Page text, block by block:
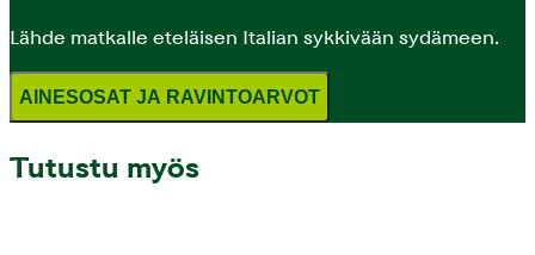
Lähde matkalle eteläisen Italian sykkivään sydämeen.
AINESOSAT JA RAVINTOARVOT
Tutustu myös